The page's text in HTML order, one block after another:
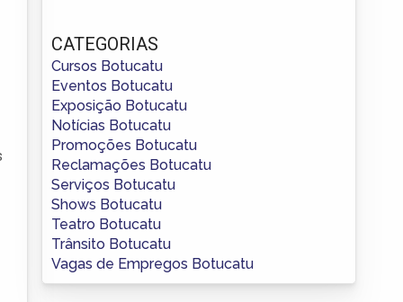
CATEGORIAS
Cursos Botucatu
Eventos Botucatu
Exposição Botucatu
Notícias Botucatu
Promoções Botucatu
Reclamações Botucatu
Serviços Botucatu
Shows Botucatu
Teatro Botucatu
Trânsito Botucatu
Vagas de Empregos Botucatu